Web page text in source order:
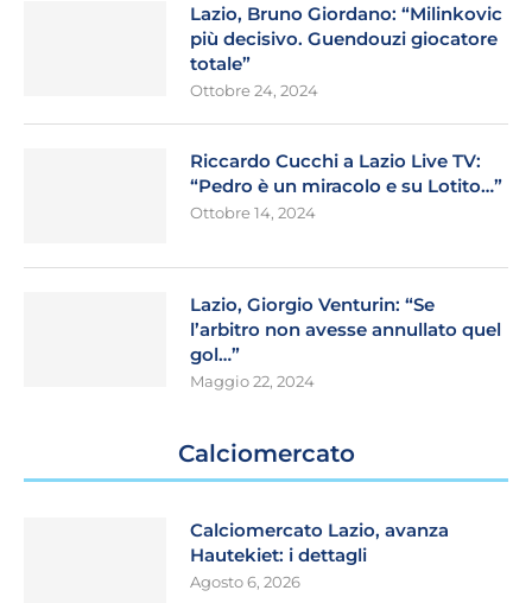
Lazio, Bruno Giordano: “Milinkovic
più decisivo. Guendouzi giocatore
totale”
Ottobre 24, 2024
Riccardo Cucchi a Lazio Live TV:
“Pedro è un miracolo e su Lotito…”
Ottobre 14, 2024
Lazio, Giorgio Venturin: “Se
l’arbitro non avesse annullato quel
gol…”
Maggio 22, 2024
Calciomercato
Calciomercato Lazio, avanza
Hautekiet: i dettagli
Agosto 6, 2026